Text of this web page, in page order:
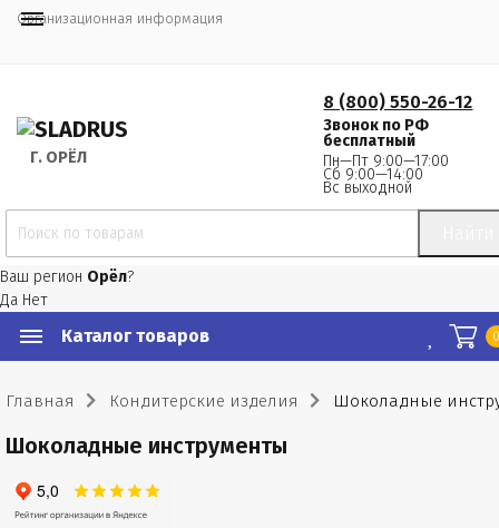
Организационная информация
Г. ОРЁЛ
8 (800) 550-26-12
Звонок по РФ
бесплатный
Пн—Пт 9:00—17:00
Сб 9:00—14:00
Вс выходной
Ваш регион Орёл?
Да Нет
Каталог товаров
Главная Кондитерские изделия Шоколадные
Шоколадные инструменты